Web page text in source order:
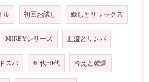
ル 初回お試し 癒しとリラックス
MIREYシリーズ 血流とリンパ
スパ 40代50代 冷えと乾燥